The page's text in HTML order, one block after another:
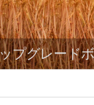
プグレード